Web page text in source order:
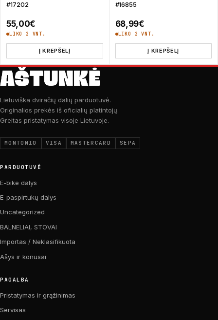
#17202
55,00€
LIKO 2 VNT.
Į KREPŠELĮ
#16855
68,99€
LIKO 2 VNT.
Į KREPŠELĮ
Lietuviška dviračių dalių parduotuvė.
Originalios prekės iš oficialių platintojų.
Greitas pristatymas visoje Lietuvoje.
MONTONIO VISA MASTERCARD SEPA
PARDUOTUVĖ
E-bike dalys
E-paspirtukų dalys
Uncategorized
BALNELIAI, STOVAI
Importas / Neklasifikuota
Ašys ir konusai
PAGALBA
Pristatymas ir grąžinimas
Servisas